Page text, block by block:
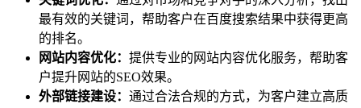
最有效的关键词，帮助客户在百度搜索结果中获得更高
的排名。
网站内容优化： 提供专业的网站内容优化服务，帮助客
户提升网站的SEO效果。
外部链接建设： 通过合法合规的方式，为客户建立高质